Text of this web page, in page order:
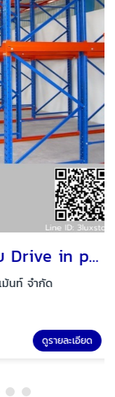
โรงงานผลิตและออกแบบ Drive in pallet rack
ท์ จำกัด
ดูรายละเอียด